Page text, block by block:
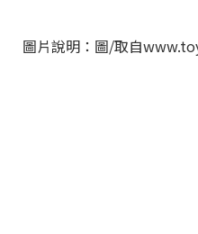
圖片說明：圖/取自